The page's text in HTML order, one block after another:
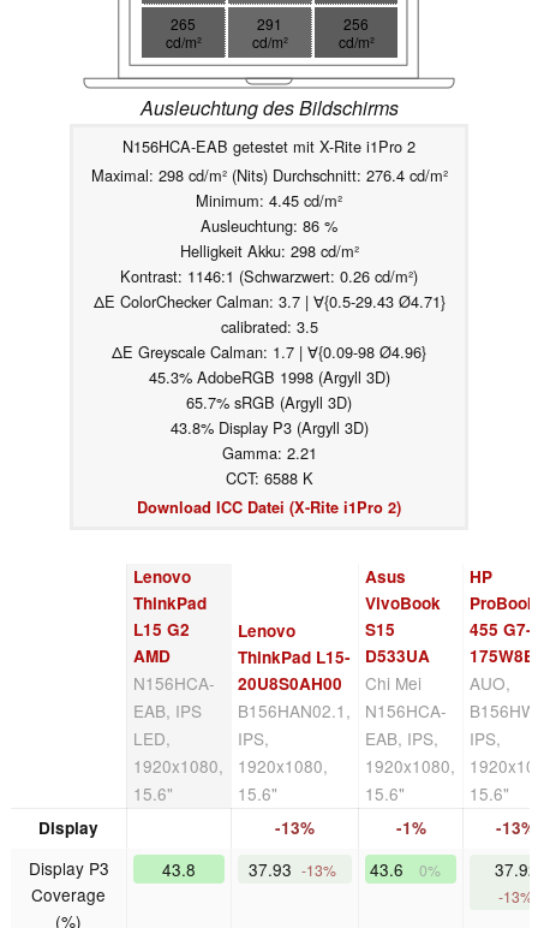
265
cd/m²
291
cd/m²
256
cd/m²
Ausleuchtung des Bildschirms
N156HCA-EAB getestet mit X-Rite i1Pro 2
Maximal: 298 cd/m² (Nits) Durchschnitt: 276.4 cd/m²
Minimum: 4.45 cd/m²
Ausleuchtung: 86 %
Helligkeit Akku: 298 cd/m²
Kontrast: 1146:1 (Schwarzwert: 0.26 cd/m²)
ΔE ColorChecker Calman: 3.7 | ∀{0.5-29.43 Ø4.71}
calibrated: 3.5
ΔE Greyscale Calman: 1.7 | ∀{0.09-98 Ø4.96}
45.3% AdobeRGB 1998 (Argyll 3D)
65.7% sRGB (Argyll 3D)
43.8% Display P3 (Argyll 3D)
Gamma: 2.21
CCT: 6588 K
Download ICC Datei (X-Rite i1Pro 2)
Lenovo
ThinkPad
L15 G2
AMD
N156HCA-
EAB, IPS
LED,
1920x1080,
15.6"
Lenovo
ThinkPad L15-
20U8S0AH00
B156HAN02.1,
IPS,
1920x1080,
15.6"
Asus
VivoBook
S15
D533UA
Chi Mei
N156HCA-
EAB, IPS,
1920x1080,
15.6"
HP
ProBook
455 G7-
AUO,
IPS,
15.6"
Display -13% -1% -13%
Display P3
Coverage
(%)
43.8 37.93 -13% 43.6 0% 37.92
-13%